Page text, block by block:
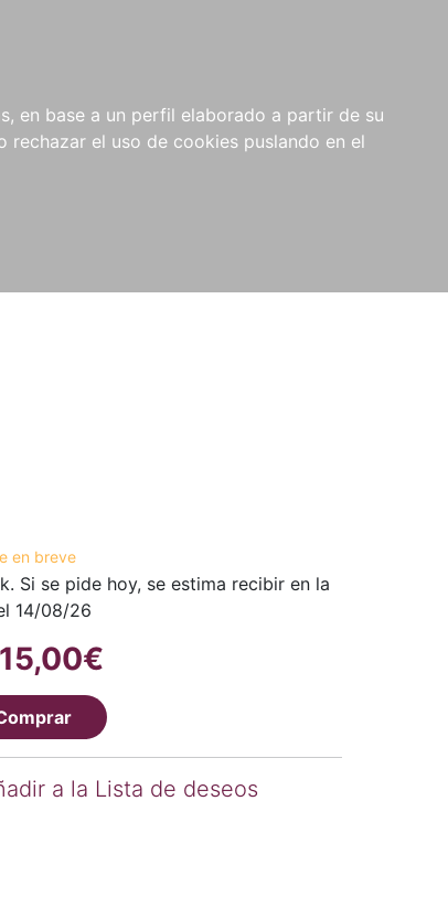
en base a un perfil elaborado a partir de su
rechazar el uso de cookies puslando en el
NOVEDADES NOTICIAS
COMPRAS
INSTITUCIONALES
en breve
Si se pide hoy, se estima recibir en la
14/08/26
15,00€
a la Lista de deseos